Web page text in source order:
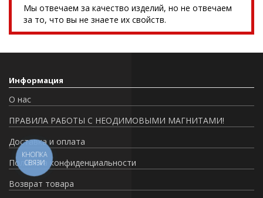
Мы отвечаем за качество изделий, но не отвечаем
за то, что вы не знаете их свойств.
Информация
О нас
ПРАВИЛА РАБОТЫ С НЕОДИМОВЫМИ МАГНИТАМИ!
Доставка и оплата
Политика конфиденциальности
Возврат товара
КНОПКА
СВЯЗИ